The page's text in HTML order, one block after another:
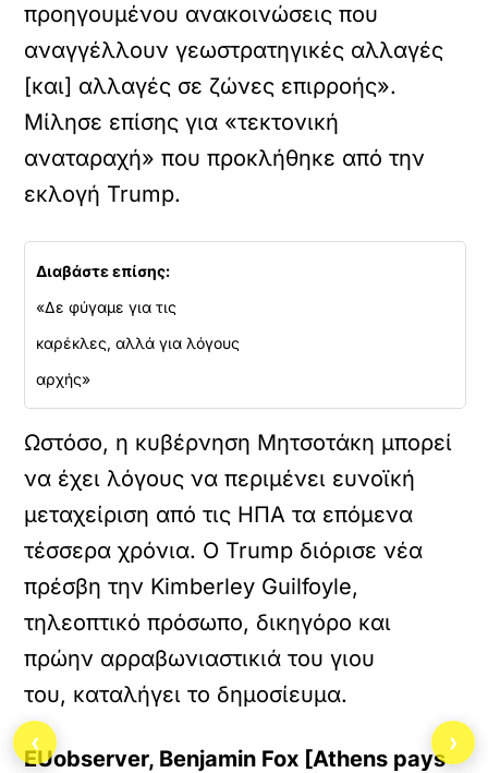
προηγουμένου ανακοινώσεις που
αναγγέλλουν γεωστρατηγικές αλλαγές
[και] αλλαγές σε ζώνες επιρροής».
Μίλησε επίσης για «τεκτονική
αναταραχή» που προκλήθηκε από την
εκλογή Trump.
Διαβάστε επίσης:
«Δε φύγαμε για τις
καρέκλες, αλλά για λόγους
αρχής»
Ωστόσο, η κυβέρνηση Μητσοτάκη μπορεί
να έχει λόγους να περιμένει ευνοϊκή
μεταχείριση από τις ΗΠΑ τα επόμενα
τέσσερα χρόνια. Ο Trump διόρισε νέα
πρέσβη την Kimberley Guilfoyle,
τηλεοπτικό πρόσωπο, δικηγόρο και
πρώην αρραβωνιαστικιά του γιου
του, καταλήγει το δημοσίευμα.
EUobserver, Benjamin Fox [Athens pays
‹ ›